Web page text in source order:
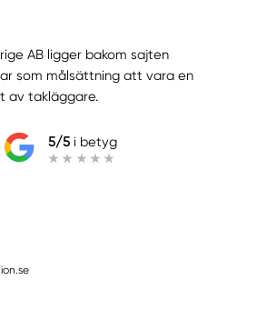
AB ligger bakom sajten
som målsättning att vara en
av takläggare.
5/5i betyg